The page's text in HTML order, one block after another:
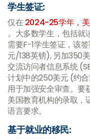
学生签证:
仅在2024-25学年，美
。大多数学生，包括就
需要F-1学生签证，该
元/138英镑), 另加350
交流访问者信息系统
计划中的250美元 (约
用于加强安全审查。要
美国教育机构的录取，
语言要求。
基于就业的移民: